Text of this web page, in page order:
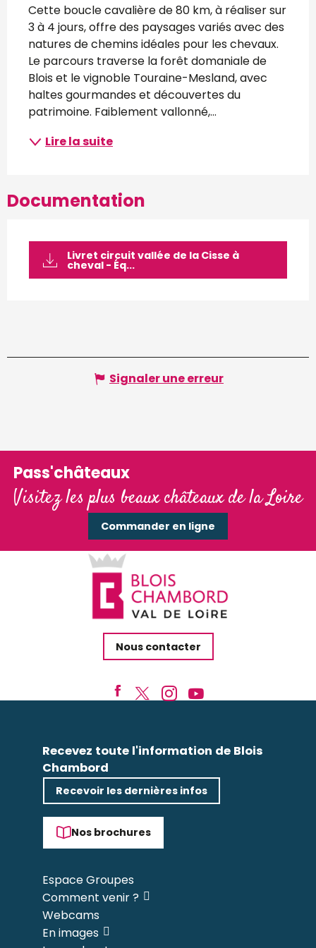
Cette boucle cavalière de 80 km, à réaliser sur
3 à 4 jours, offre des paysages variés avec des
natures de chemins idéales pour les chevaux.
Le parcours traverse la forêt domaniale de
Blois et le vignoble Touraine-Mesland, avec
haltes gourmandes et découvertes du
patrimoine. Faiblement vallonné,...
Lire la suite
Documentation
Livret circuit vallée de la Cisse à
cheval - Éq...
Signaler une erreur
Pass'châteaux
Visitez les plus beaux châteaux de la Loire
Commander en ligne
Nous contacter
Recevez toute l'information de Blois
Chambord
Recevoir les dernières infos
Nos brochures
Espace Groupes
Comment venir ?
Webcams
En images